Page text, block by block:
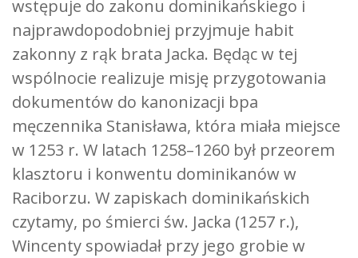
wstępuje do zakonu dominikańskiego i
najprawdopodobniej przyjmuje habit
zakonny z rąk brata Jacka. Będąc w tej
wspólnocie realizuje misję przygotowania
dokumentów do kanonizacji bpa
męczennika Stanisława, która miała miejsce
w 1253 r. W latach 1258–1260 był przeorem
klasztoru i konwentu dominikanów w
Raciborzu. W zapiskach dominikańskich
czytamy, po śmierci św. Jacka (1257 r.),
Wincenty spowiadał przy jego grobie w